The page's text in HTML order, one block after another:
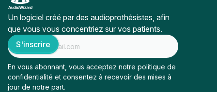
Un logiciel créé par des audioprothésistes, afin
que vous vous concentriez sur vos patients.
En vous abonnant, vous acceptez notre politique de
confidentialité et consentez à recevoir des mises à
jour de notre part.